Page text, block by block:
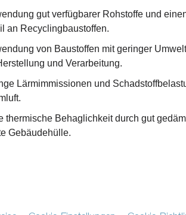
gut verfügbarer Rohstoffe und
an Recyclingbaustoffen.
von Baustoffen mit geringer
und Verarbeitung.
Lärmimmissionen und
thermische Behaglichkeit durch gut
Gebäudehülle.